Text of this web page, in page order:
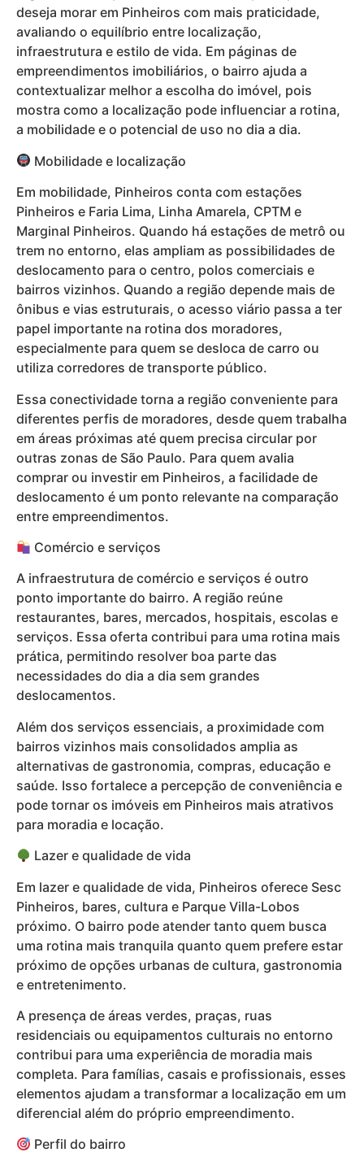
deseja morar em Pinheiros com mais praticidade,
avaliando o equilíbrio entre localização,
infraestrutura e estilo de vida. Em páginas de
empreendimentos imobiliários, o bairro ajuda a
contextualizar melhor a escolha do imóvel, pois
mostra como a localização pode influenciar a rotina,
a mobilidade e o potencial de uso no dia a dia.
Mobilidade e localização
Em mobilidade, Pinheiros conta com estações
Pinheiros e Faria Lima, Linha Amarela, CPTM e
Marginal Pinheiros. Quando há estações de metrô ou
trem no entorno, elas ampliam as possibilidades de
deslocamento para o centro, polos comerciais e
bairros vizinhos. Quando a região depende mais de
ônibus e vias estruturais, o acesso viário passa a ter
papel importante na rotina dos moradores,
especialmente para quem se desloca de carro ou
utiliza corredores de transporte público.
Essa conectividade torna a região conveniente para
diferentes perfis de moradores, desde quem trabalha
em áreas próximas até quem precisa circular por
outras zonas de São Paulo. Para quem avalia
comprar ou investir em Pinheiros, a facilidade de
deslocamento é um ponto relevante na comparação
entre empreendimentos.
Comércio e serviços
A infraestrutura de comércio e serviços é outro
ponto importante do bairro. A região reúne
restaurantes, bares, mercados, hospitais, escolas e
serviços. Essa oferta contribui para uma rotina mais
prática, permitindo resolver boa parte das
necessidades do dia a dia sem grandes
deslocamentos.
Além dos serviços essenciais, a proximidade com
bairros vizinhos mais consolidados amplia as
alternativas de gastronomia, compras, educação e
saúde. Isso fortalece a percepção de conveniência e
pode tornar os imóveis em Pinheiros mais atrativos
para moradia e locação.
Lazer e qualidade de vida
Em lazer e qualidade de vida, Pinheiros oferece Sesc
Pinheiros, bares, cultura e Parque Villa-Lobos
próximo. O bairro pode atender tanto quem busca
uma rotina mais tranquila quanto quem prefere estar
próximo de opções urbanas de cultura, gastronomia
e entretenimento.
A presença de áreas verdes, praças, ruas
residenciais ou equipamentos culturais no entorno
contribui para uma experiência de moradia mais
completa. Para famílias, casais e profissionais, esses
elementos ajudam a transformar a localização em um
diferencial além do próprio empreendimento.
Perfil do bairro